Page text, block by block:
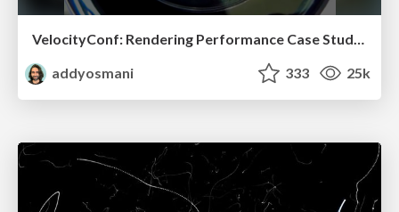
VelocityConf: Rendering Performance Case Studies
addyosmani
333 25k